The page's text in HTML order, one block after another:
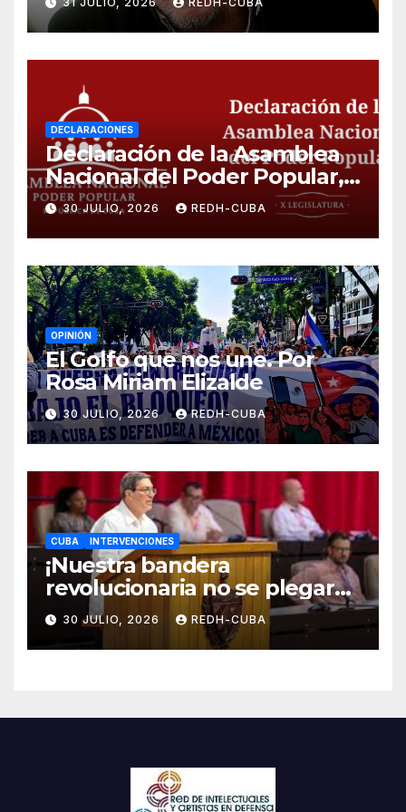
DECLARACIONES
Declaración de la Asamblea
Nacional del Poder Popular,
¡Cesen el cerco energético y
el castigo colectivo al pueblo
cubano!
30 JULIO, 2026 REDH-CUBA
OPINIÓN
El Golfo que nos une. Por
Rosa Miriam Elizalde
30 JULIO, 2026 REDH-CUBA
CUBA INTERVENCIONES
¡Nuestra bandera
revolucionaria no se plegará
jamás! Por Bruno Rodríguez
Parrilla
30 JULIO, 2026 REDH-CUBA